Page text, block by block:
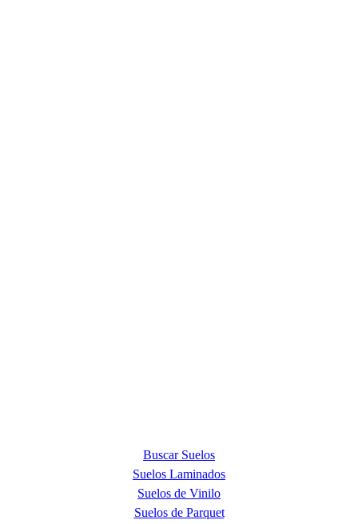
Buscar Suelos
Suelos Laminados
Suelos de Vinilo
Suelos de Parquet